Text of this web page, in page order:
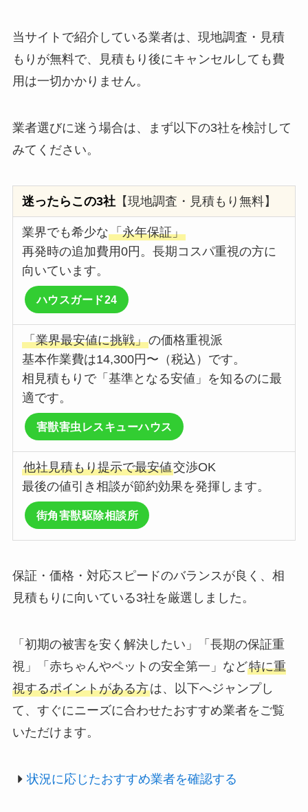
当サイトで紹介している業者は、現地調査・見積
もりが無料で、見積もり後にキャンセルしても費
用は一切かかりません。
業者選びに迷う場合は、まず以下の3社を検討して
みてください。
迷ったらこの3社 【現地調査・見積もり無料】
業界でも希少な「永年保証」
再発時の追加費用0円。長期コスパ重視の方に
向いています。
ハウスガード24
「業界最安値に挑戦」の価格重視派
基本作業費は14,300円〜（税込）です。
相見積もりで「基準となる安値」を知るのに最
適です。
害獣害虫レスキューハウス
他社見積もり提示で最安値交渉OK
最後の値引き相談が節約効果を発揮します。
街角害獣駆除相談所
保証・価格・対応スピードのバランスが良く、相
見積もりに向いている3社を厳選しました。
「初期の被害を安く解決したい」「長期の保証重
視」「赤ちゃんやペットの安全第一」など特に重
視するポイントがある方は、以下へジャンプし
て、すぐにニーズに合わせたおすすめ業者をご覧
いただけます。
状況に応じたおすすめ業者を確認する